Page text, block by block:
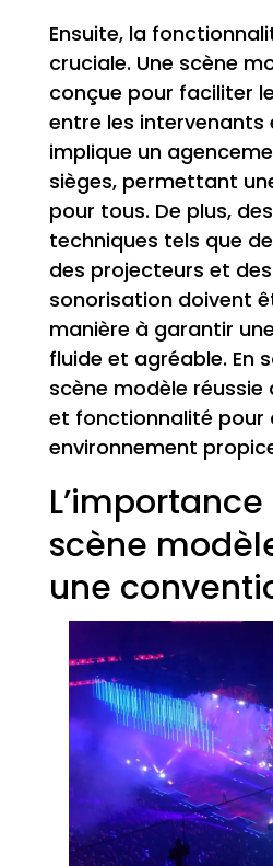
Ensuite, la
cruciale. Une scène
conçue pour faciliter
entre les intervenants
implique un
sièges, permettant
pour tous. De plus,
techniques tels que
des projecteurs et
sonorisation doivent
manière à garantir
fluide et agréable. En
scène modèle réussie
et fonctionnalité pour
environnement
scène
une